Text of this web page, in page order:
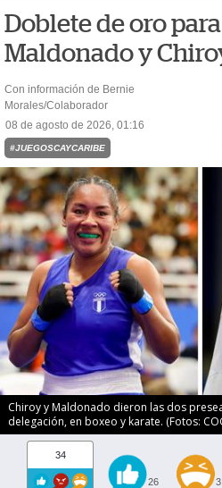
Doblete de oro
Maldonado y
Con información de Bernie
Morales/Colaborador
08 de agosto de 2026, 01:16
#JUEGOSCAYCARIBE
Chiroy y Maldonado dieron las dos
delegación, en boxeo y karate. (Fotos:
34
26 3